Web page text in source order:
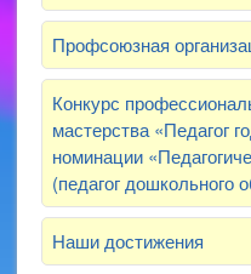
Профсоюзная
Конкурс
мастерства «Педагог
номинации
(педагог дошкольного
Наши достижения